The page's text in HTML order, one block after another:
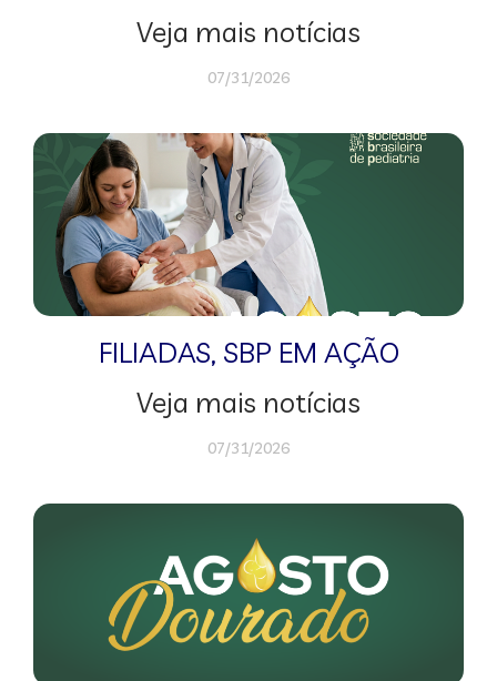
Veja mais notícias
07/31/2026
FILIADAS, SBP EM AÇÃO
Veja mais notícias
07/31/2026